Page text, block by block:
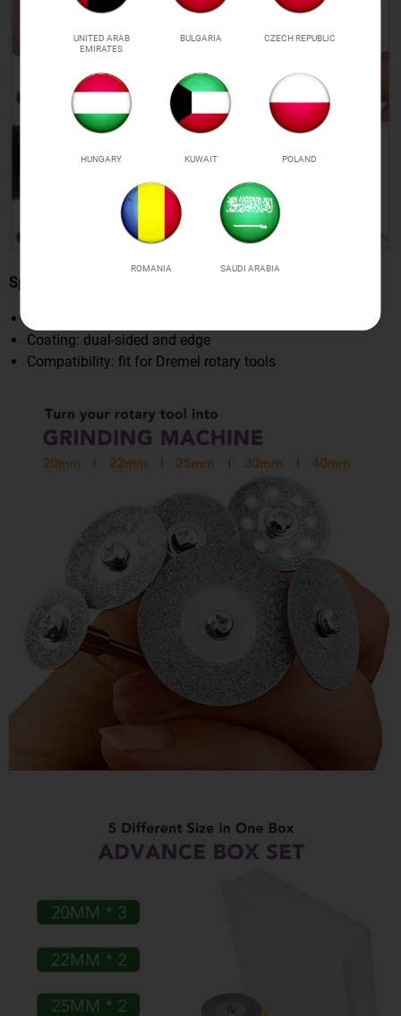
Specifications:
Coating: dual-sided and edge
Compatibility: fit for Dremel rotary tools
UNITED ARAB
EMIRATES
BULGARIA CZECH REPUBLIC
HUNGARY KUWAIT POLAND
ROMANIA SAUDI ARABIA